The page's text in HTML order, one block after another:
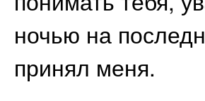
ночью на
принял меня.